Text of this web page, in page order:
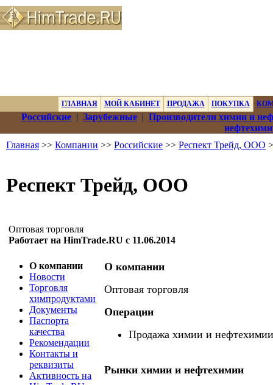
ГЛАВНАЯ МОЙ КАБИНЕТ ПРОДАЖА ПОКУПКА
Российские| Зарубежные| Производители химии и
Главная >> Компании >> Российские >> Респект Трейд, ООО
Респект Трейд, ООО
Оптовая торговля
Работает на HimTrade.RU с 11.06.2014
О компании
Новости
Торговля
химпродуктами
Документы
Паспорта
качества
Рекомендации
Контакты и
реквизиты
Активность на
О компании
Оптовая торговля
Операции
Продажа химии и нефтехимии
Рынки химии и нефтехимии